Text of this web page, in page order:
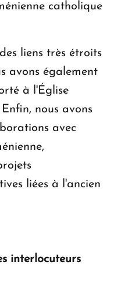
catholique
liens très étroits
avons également
à l'Église
nous avons
avec
liées à l'ancien
interlocuteurs